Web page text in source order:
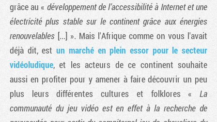
grâce au « développement de l’accessibilité à Internet et une
électricité plus stable sur le continent grâce aux énergies
renouvelables [...] ». Mais l'Afrique comme on vous l'avait
déjà dit, estun marché en plein essor pour le secteur
vidéoludique, et les acteurs de ce continent souhaite
aussi en profiter pour y amener à faire découvrir un peu
plus leurs différentes cultures et folklores « La
communauté du jeu vidéo est en effet à la recherche de